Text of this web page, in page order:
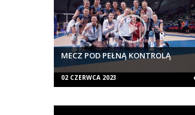
MECZ POD PEŁNĄ KONTROLĄ
02 CZERWCA 2023